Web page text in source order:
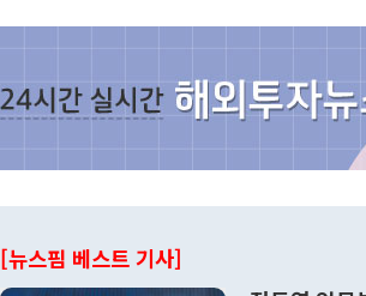
[뉴스핌 베스트 기사]